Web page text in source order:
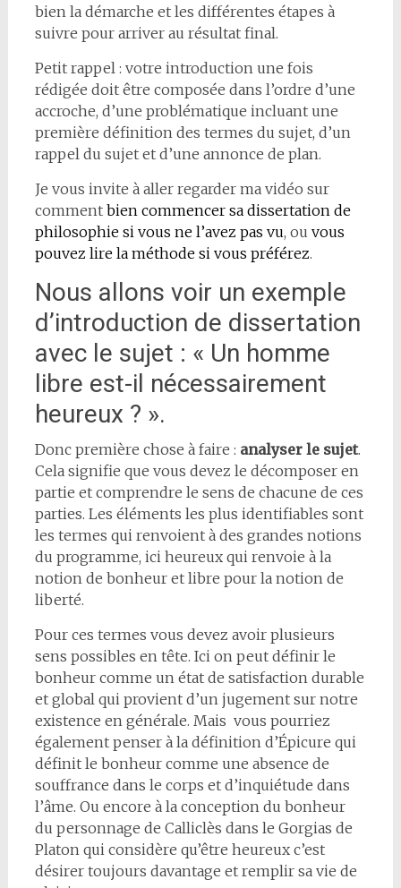
bien la démarche et les différentes étapes à
suivre pour arriver au résultat final.
Petit rappel : votre introduction une fois
rédigée doit être composée dans l’ordre d’une
accroche, d’une problématique incluant une
première définition des termes du sujet, d’un
rappel du sujet et d’une annonce de plan.
Je vous invite à aller regarder ma vidéo sur
comment bien commencer sa dissertation de
philosophie si vous ne l’avez pas vu, ou vous
pouvez lire la méthode si vous préférez.
Nous allons voir un exemple
d’introduction de dissertation
avec le sujet : « Un homme
libre est-il nécessairement
heureux ? ».
Donc première chose à faire : analyser le sujet.
Cela signifie que vous devez le décomposer en
partie et comprendre le sens de chacune de ces
parties. Les éléments les plus identifiables sont
les termes qui renvoient à des grandes notions
du programme, ici heureux qui renvoie à la
notion de bonheur et libre pour la notion de
liberté.
Pour ces termes vous devez avoir plusieurs
sens possibles en tête. Ici on peut définir le
bonheur comme un état de satisfaction durable
et global qui provient d’un jugement sur notre
existence en générale. Mais vous pourriez
également penser à la définition d’Épicure qui
définit le bonheur comme une absence de
souffrance dans le corps et d’inquiétude dans
l’âme. Ou encore à la conception du bonheur
du personnage de Calliclès dans le Gorgias de
Platon qui considère qu’être heureux c’est
désirer toujours davantage et remplir sa vie de